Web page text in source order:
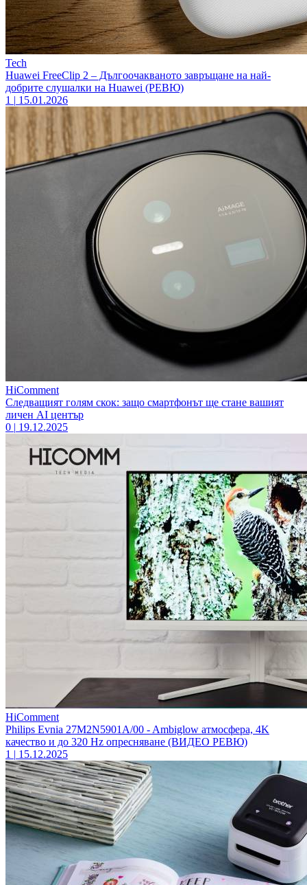
Tech
Huawei FreeClip 2 – Дългоочакваното завръщане на най-
добрите слушалки на Huawei (РЕВЮ)
1 | 15.01.2026
HiComment
Следващият голям скок: защо смартфонът ще стане вашият
личен AI център
0 | 19.12.2025
HiComment
Philips Evnia 27M2N5901A/00 - Ambiglow атмосфера, 4K
качество и до 320 Hz опресняване (ВИДЕО РЕВЮ)
1 | 15.12.2025